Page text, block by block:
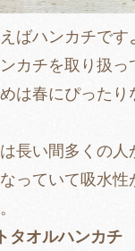
ばハンカチです
カチを取り扱っ
は春にぴったり
長い間多くの人
っていて吸水性
タオルハンカチ